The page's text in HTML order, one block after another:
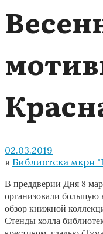
02.03.2019
в Библиотека мкрн
В преддверии Дня 8
организовали большую
обзор книжной
Стенды холла